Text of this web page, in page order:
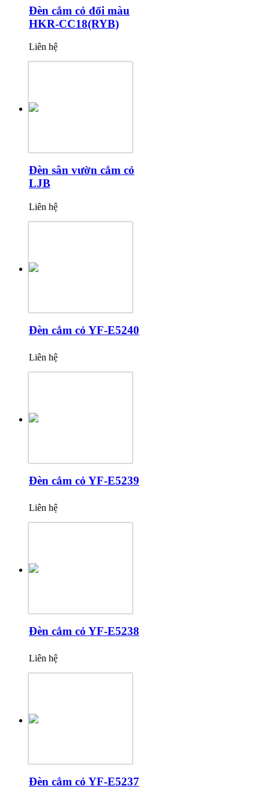
Đèn cắm cỏ đổi màu
HKR-CC18(RYB)
Liên hệ
Đèn sân vườn cắm cỏ
LJB
Liên hệ
Đèn cắm cỏ YF-E5240
Liên hệ
Đèn cắm cỏ YF-E5239
Liên hệ
Đèn cắm cỏ YF-E5238
Liên hệ
Đèn cắm cỏ YF-E5237